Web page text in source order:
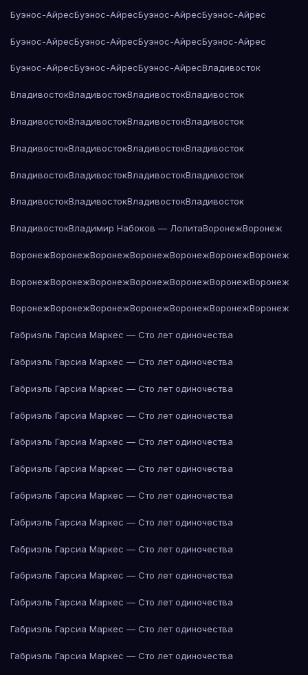
Буэнос-АйресБуэнос-АйресБуэнос-АйресБуэнос-Айрес
Буэнос-АйресБуэнос-АйресБуэнос-АйресБуэнос-Айрес
Буэнос-АйресБуэнос-АйресБуэнос-АйресВладивосток
ВладивостокВладивостокВладивостокВладивосток
ВладивостокВладивостокВладивостокВладивосток
ВладивостокВладивостокВладивостокВладивосток
ВладивостокВладивостокВладивостокВладивосток
ВладивостокВладивостокВладивостокВладивосток
ВладивостокВладимир Набоков — ЛолитаВоронежВоронеж
ВоронежВоронежВоронежВоронежВоронежВоронежВоронеж
ВоронежВоронежВоронежВоронежВоронежВоронежВоронеж
ВоронежВоронежВоронежВоронежВоронежВоронежВоронеж
Габриэль Гарсиа Маркес — Сто лет одиночества
Габриэль Гарсиа Маркес — Сто лет одиночества
Габриэль Гарсиа Маркес — Сто лет одиночества
Габриэль Гарсиа Маркес — Сто лет одиночества
Габриэль Гарсиа Маркес — Сто лет одиночества
Габриэль Гарсиа Маркес — Сто лет одиночества
Габриэль Гарсиа Маркес — Сто лет одиночества
Габриэль Гарсиа Маркес — Сто лет одиночества
Габриэль Гарсиа Маркес — Сто лет одиночества
Габриэль Гарсиа Маркес — Сто лет одиночества
Габриэль Гарсиа Маркес — Сто лет одиночества
Габриэль Гарсиа Маркес — Сто лет одиночества
Габриэль Гарсиа Маркес — Сто лет одиночества